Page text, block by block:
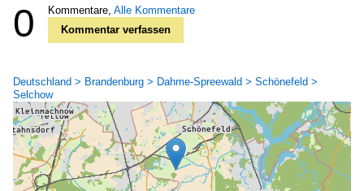
0 Kommentare, Alle Kommentare
Kommentar verfassen
Deutschland > Brandenburg > Dahme-Spreewald > Schönefeld >
Selchow